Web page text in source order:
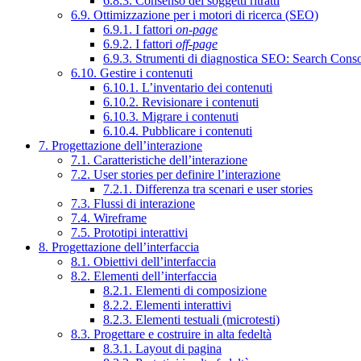
6.9. Ottimizzazione per i motori di ricerca (SEO)
6.9.1. I fattori on-page
6.9.2. I fattori off-page
6.9.3. Strumenti di diagnostica SEO: Search
6.10. Gestire i contenuti
6.10.1. L’inventario dei contenuti
6.10.2. Revisionare i contenuti
6.10.3. Migrare i contenuti
6.10.4. Pubblicare i contenuti
7. Progettazione dell’interazione
7.1. Caratteristiche dell’interazione
7.2. User stories per definire l’interazione
7.2.1. Differenza tra scenari e user stories
7.3. Flussi di interazione
7.4. Wireframe
7.5. Prototipi interattivi
8. Progettazione dell’interfaccia
8.1. Obiettivi dell’interfaccia
8.2. Elementi dell’interfaccia
8.2.1. Elementi di composizione
8.2.2. Elementi interattivi
8.2.3. Elementi testuali (microtesti)
8.3. Progettare e costruire in alta fedeltà
8.3.1. Layout di pagina